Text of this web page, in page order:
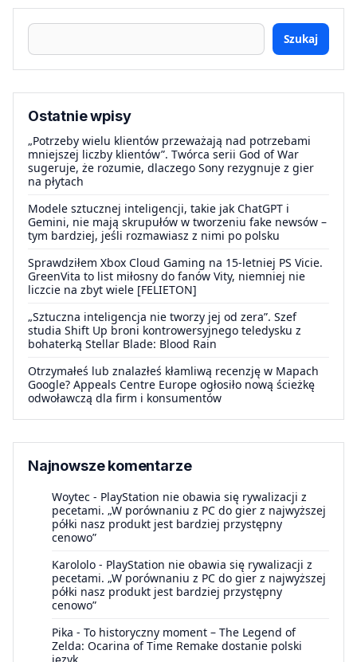
Szukaj
Ostatnie wpisy
„Potrzeby wielu klientów przeważają nad potrzebami
mniejszej liczby klientów”. Twórca serii God of War
sugeruje, że rozumie, dlaczego Sony rezygnuje z gier
na płytach
Modele sztucznej inteligencji, takie jak ChatGPT i
Gemini, nie mają skrupułów w tworzeniu fake newsów –
tym bardziej, jeśli rozmawiasz z nimi po polsku
Sprawdziłem Xbox Cloud Gaming na 15-letniej PS Vicie.
GreenVita to list miłosny do fanów Vity, niemniej nie
liczcie na zbyt wiele [FELIETON]
„Sztuczna inteligencja nie tworzy jej od zera”. Szef
studia Shift Up broni kontrowersyjnego teledysku z
bohaterką Stellar Blade: Blood Rain
Otrzymałeś lub znalazłeś kłamliwą recenzję w Mapach
Google? Appeals Centre Europe ogłosiło nową ścieżkę
odwoławczą dla firm i konsumentów
Najnowsze komentarze
Woytec - PlayStation nie obawia się rywalizacji z
pecetami. „W porównaniu z PC do gier z najwyższej
półki nasz produkt jest bardziej przystępny
cenowo”
Karololo - PlayStation nie obawia się rywalizacji z
pecetami. „W porównaniu z PC do gier z najwyższej
półki nasz produkt jest bardziej przystępny
cenowo”
Pika - To historyczny moment – The Legend of
Zelda: Ocarina of Time Remake dostanie polski